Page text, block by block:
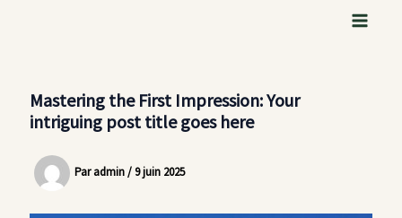
Mastering the First Impression: Your
intriguing post title goes here
Paradmin/9 juin 2025